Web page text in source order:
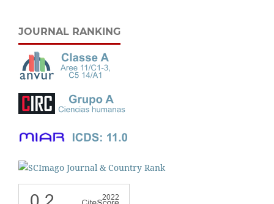
JOURNAL RANKING